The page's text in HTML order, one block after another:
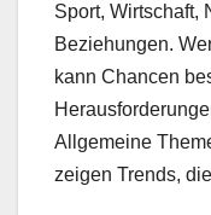
Sport, Wirtschaft,
Beziehungen.
kann Chancen
Allgemeine
zeigen Trends,